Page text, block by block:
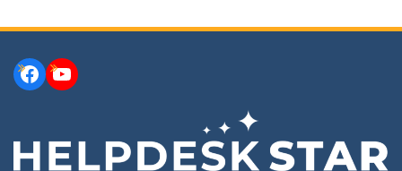
Facebook
YouTube